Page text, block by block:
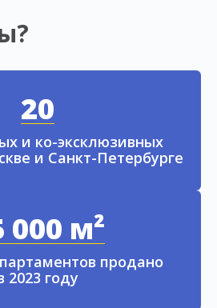
20
и ко-эксклюзивных
и Санкт-Петербурге
000 м²
продано
2023 году